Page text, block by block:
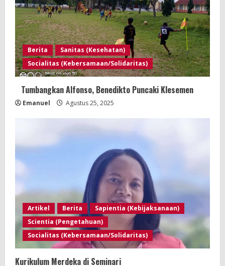
Berita
Sanitas (Kesehatan)
Socialitas (Kebersamaan/Solidaritas)
Tumbangkan Alfonso, Benedikto Puncaki Klesemen
Emanuel Agustus 25, 2025
Artikel Berita
Sapientia (Kebijaksanaan)
Scientia (Pengetahuan)
Socialitas (Kebersamaan/Solidaritas)
Kurikulum Merdeka di Seminari